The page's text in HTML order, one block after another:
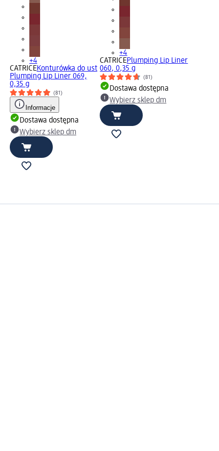
+4
CATRICEKonturówka do ust
Plumping Lip Liner 069,
0,35 g
(81)
Informacje
Dostawa dostępna
Wybierz sklep dm
+4
CATRICEPlumping Lip Liner
060, 0,35 g
(81)
Dostawa dostępna
Wybierz sklep dm